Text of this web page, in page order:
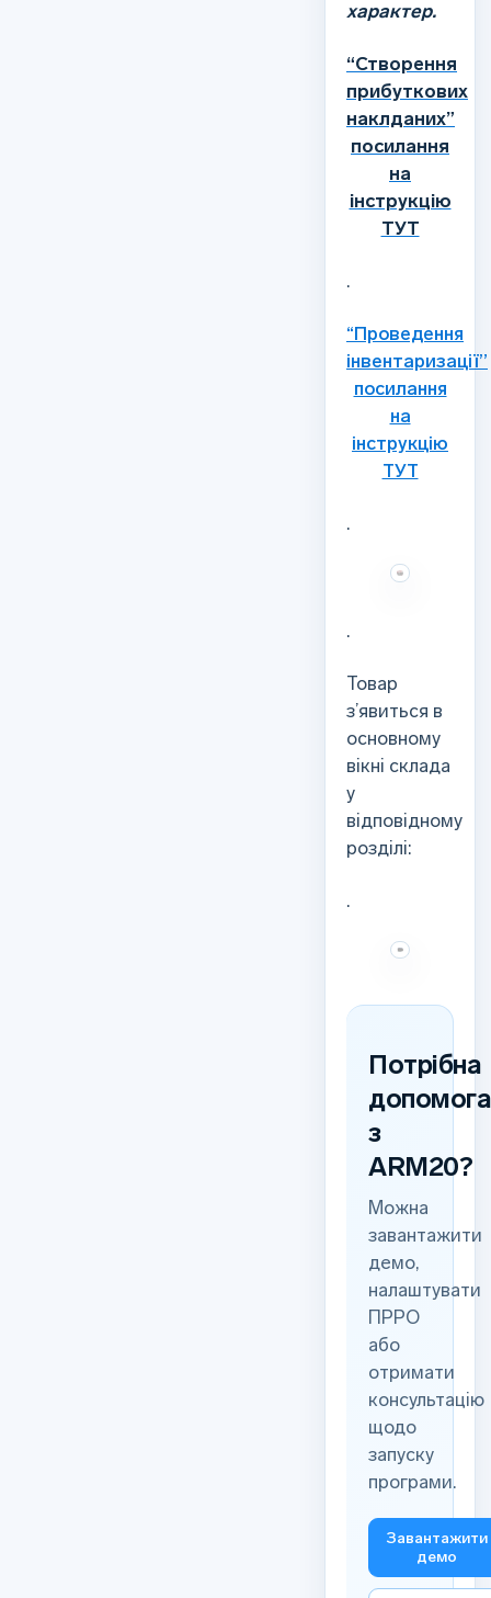
характер.
“Створення
прибуткових
наклданих”
посилання
на
інструкцію
ТУТ
.
“Проведення
інвентаризації”
посилання
на
інструкцію
ТУТ
.
.
Товар
з’явиться в
основному
вікні склада
у
відповідному
розділі:
.
Потрібна
допомога
з
ARM20?
Можна
завантажити
демо,
налаштувати
ПРРО
або
отримати
консультацію
щодо
запуску
програми.
Завантажити
демо